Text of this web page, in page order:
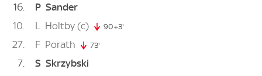
16
P Sander
10
L Holtby (c) 90+3'
27 F Porath 73'
7 S Skrzybski